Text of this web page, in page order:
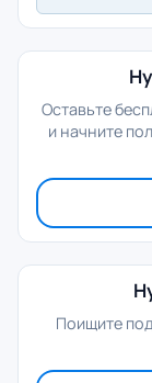
Оставьте
и начните
Поищите